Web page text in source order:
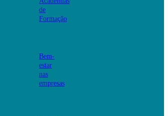
de
Formação
Bem-
estar
nas
empresas